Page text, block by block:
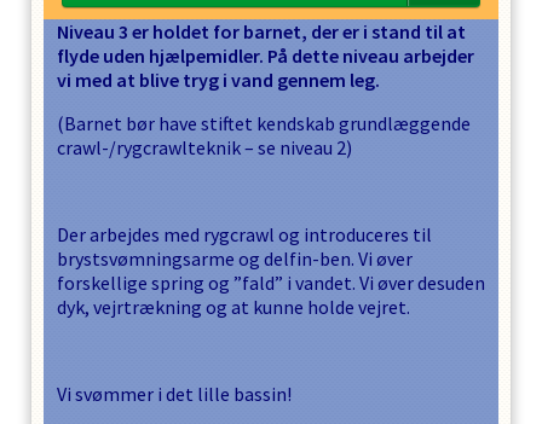
Niveau 3 er holdet for barnet, der er i stand til at
flyde uden hjælpemidler. På dette niveau arbejder
vi med at blive tryg i vand gennem leg.
(Barnet bør have stiftet kendskab grundlæggende
crawl-/rygcrawlteknik – se niveau 2)
Der arbejdes med rygcrawl og introduceres til
brystsvømningsarme og delfin-ben. Vi øver
forskellige spring og ”fald” i vandet. Vi øver desuden
dyk, vejrtrækning og at kunne holde vejret.
Vi svømmer i det lille bassin!